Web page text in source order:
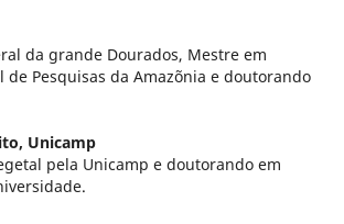
da grande Dourados, Mestre em
Pesquisas da Amazõnia e doutorando
Unicamp
pela Unicamp e doutorando em